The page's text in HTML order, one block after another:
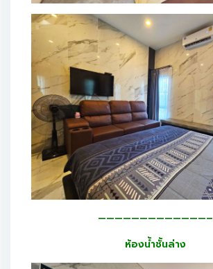
—————————————–
ห้องน้ำชั้นล่าง